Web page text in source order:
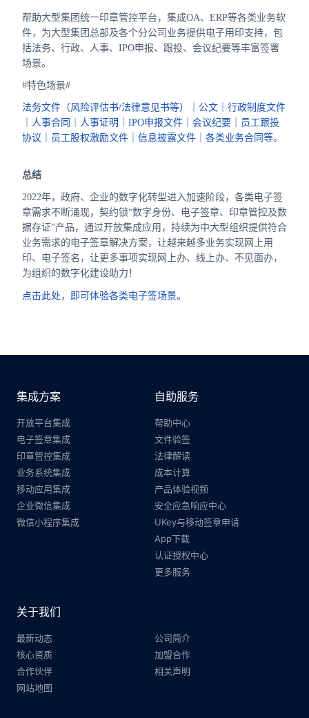
帮助大型集团统一印章管控平台，集成OA、ERP等各类业务软
件，为大型集团总部及各个分公司业务提供电子用印支持，包
括法务、行政、人事、IPO申报、跟投、会议纪要等丰富签署
场景。
#特色场景#
法务文件（风险评估书/法律意见书等）｜公文｜行政制度文件
｜人事合同｜人事证明｜IPO申报文件｜会议纪要｜员工跟投
协议｜员工股权激励文件｜信息披露文件｜各类业务合同等。
总结
2022年，政府、企业的数字化转型进入加速阶段，各类电子签
章需求不断涌现，契约锁“数字身份、电子签章、印章管控及数
据存证”产品，通过开放集成应用，持续为中大型组织提供符合
业务需求的电子签章解决方案，让越来越多业务实现网上用
印、电子签名，让更多事项实现网上办、线上办、不见面办，
为组织的数字化建设助力！
点击此处，即可体验各类电子签场景。
集成方案
开放平台集成
电子签章集成
印章管控集成
业务系统集成
移动应用集成
企业微信集成
微信小程序集成
自助服务
帮助中心
文件验签
法律解读
成本计算
产品体验视频
安全应急响应中心
UKey与移动签章申请
App下载
认证授权中心
更多服务
关于我们
最新动态
公司简介
核心资质
加盟合作
合作伙伴
相关声明
网站地图